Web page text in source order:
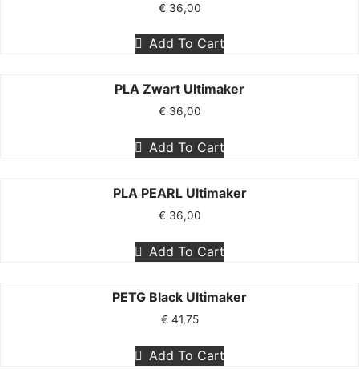
€ 36,00
Add To Cart
PLA Zwart Ultimaker
€ 36,00
Add To Cart
PLA PEARL Ultimaker
€ 36,00
Add To Cart
PETG Black Ultimaker
€ 41,75
Add To Cart